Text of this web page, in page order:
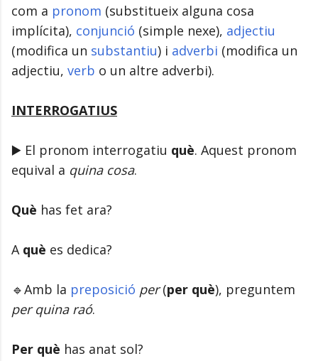
com a pronom (substitueix alguna cosa
implícita), conjunció (simple nexe), adjectiu
(modifica un substantiu) i adverbi (modifica un
adjectiu, verb o un altre adverbi).
INTERROGATIUS
▶️ El pronom interrogatiu què. Aquest pronom
equival a quina cosa.
Què has fet ara?
A què es dedica?
🔹Amb la preposició per(per què), preguntem
per quina raó.
Per què has anat sol?